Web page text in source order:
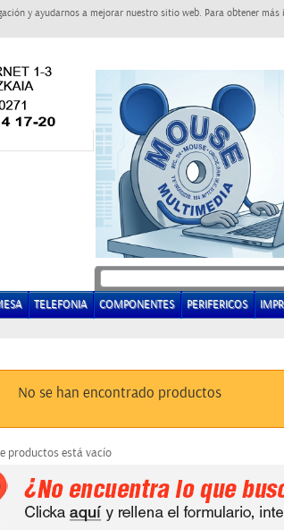
y ayudarnos a mejorar nuestro sitio web. Para obtener
TELEFONIA COMPONENTES PERIFERICOS
No se han encontrado productos
productos está vacío